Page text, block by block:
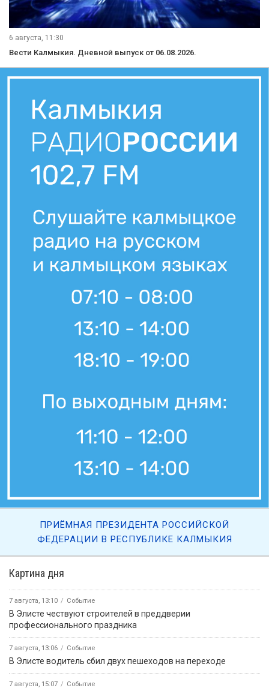
Картина дня
7 августа, 13:10 Событие
В Элисте чествуют строителей в преддверии
профессионального праздника
7 августа, 13:06 Событие
В Элисте водитель сбил двух пешеходов на переходе
7 августа, 15:07 Событие
6 августа, 11:30
Вести Калмыкия. Дневной выпуск от 06.08.2026.
ПРИЁМНАЯ ПРЕЗИДЕНТА РОССИЙСКОЙ
ФЕДЕРАЦИИ В РЕСПУБЛИКЕ КАЛМЫКИЯ